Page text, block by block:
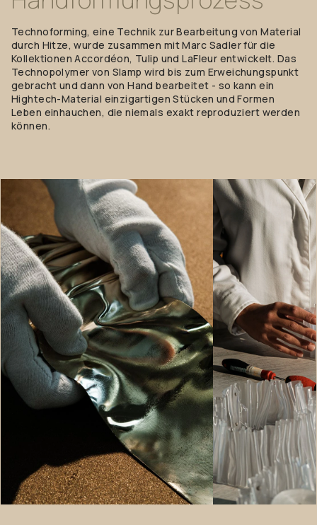
Technoforming, eine Technik zur Bearbeitung von Material
durch Hitze, wurde zusammen mit Marc Sadler für die
Kollektionen Accordéon, Tulip und LaFleur entwickelt. Das
Technopolymer von Slamp wird bis zum Erweichungspunkt
gebracht und dann von Hand bearbeitet - so kann ein
Hightech-Material einzigartigen Stücken und Formen
Leben einhauchen, die niemals exakt reproduziert werden
können.